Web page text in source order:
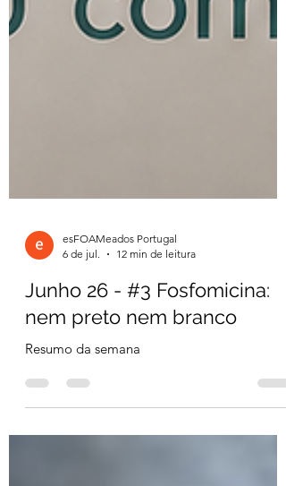
esFOAMeados Portugal
6 de jul.
12 min de leitura
Junho 26 - #3 Fosfomicina:
nem preto nem branco
Resumo da semana